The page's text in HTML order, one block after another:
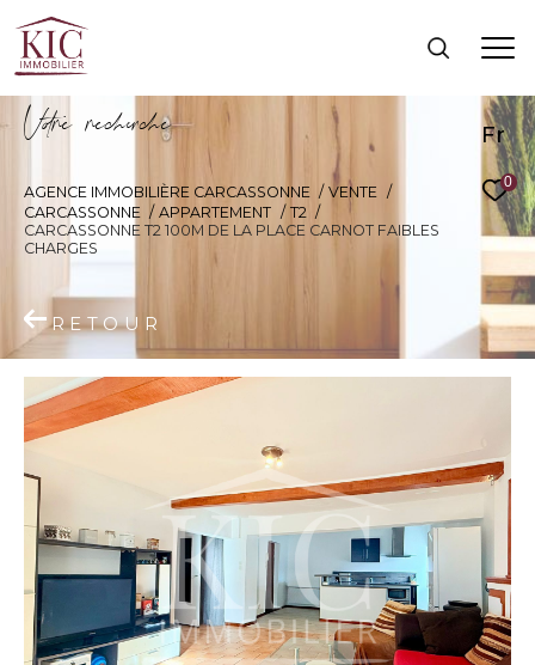
Fr
0
Vore recece
AGENCE IMMOBILIÈRE CARCASSONNE
VENTE
CARCASSONNE
APPARTEMENT
T2
CARCASSONNE T2 100M DE LA PLACE CARNOT FAIBLES
CHARGES
RETOUR